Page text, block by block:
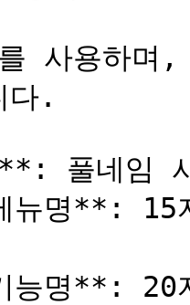
다.